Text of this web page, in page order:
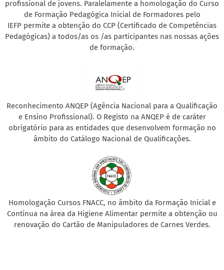
profissional de jovens. Paralelamente a homologação do Curso
de Formação Pedagógica Inicial de Formadores pelo
IEFP permite a obtenção do CCP (Certificado de Competências
Pedagógicas) a todos/as os /as participantes nas nossas ações
de formação.
Reconhecimento ANQEP (Agência Nacional para a Qualificação
e Ensino Profissional). O Registo na ANQEP é de caráter
obrigatório para as entidades que desenvolvem formação no
âmbito do Catálogo Nacional de Qualificações.
Homologação Cursos FNACC, no âmbito da Formação Inicial e
Contínua na área da Higiene Alimentar permite a obtenção ou
renovação do Cartão de Manipuladores de Carnes Verdes.